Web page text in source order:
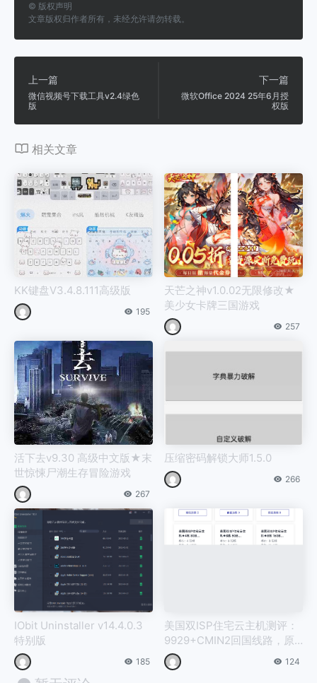
© 版权声明
文章版权归作者所有，未经允许请勿转载。
上一篇
微信视频号下载工具v2.4绿色
版
下一篇
微软Office 2024 25年6月授
权版
相关文章
KK键盘V3.4.8.111高级版
195
天芒之神v1.0.02无限修改★
美少女卡牌三国游戏
257
活下去v9.30 高级中文版★末
世惊悚尸潮生存冒险游戏
267
压缩密码解锁大师1.5.0
266
IObit Uninstaller v14.4.0.3
特别版
185
美国双ISP住宅云主机测评：
9929+CMIN2回国线路，原
生IP解锁TikTok与亚马逊，4
5元/月起
124